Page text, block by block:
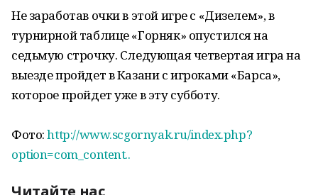
Не заработав очки в этой игре с «Дизелем», в
турнирной таблице «Горняк» опустился на
седьмую строчку. Следующая четвертая игра на
выезде пройдет в Казани с игроками «Барса»,
которое пройдет уже в эту субботу.
Фото:http://www.scgornyak.ru/index.php?
option=com_content..
Читайте нас